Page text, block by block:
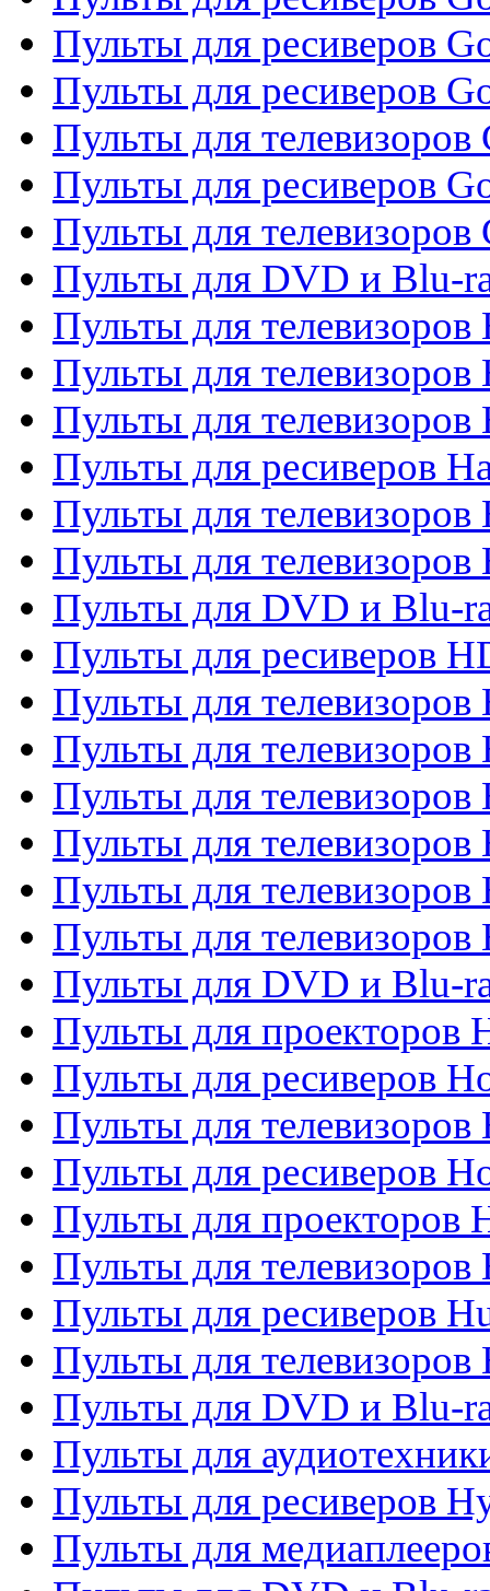
Пульты для ресиверов
Пульты для ресиверов
Пульты для телевизоров
Пульты для ресиверов
Пульты для телевизоров
Пульты для DVD и Blu-
Пульты для телевизоров
Пульты для телевизоров
Пульты для
Пульты для ресиверов
Пульты для телевизоров
Пульты для телевизоров
Пульты для DVD и Blu-
Пульты для ресиверов
Пульты для
Пульты для телевизоров
Пульты для телевизоров
Пульты для телевизоров
Пульты для телевизоров
Пульты для телевизоров
Пульты для DVD и Blu-
Пульты для проекторов
Пульты для ресиверов
Пульты для
Пульты для ресиверов
Пульты для проекторов
Пульты для телевизоров
Пульты для ресиверов
Пульты для
Пульты для DVD и Blu-
Пульты для
Пульты для ресиверов
Пульты для